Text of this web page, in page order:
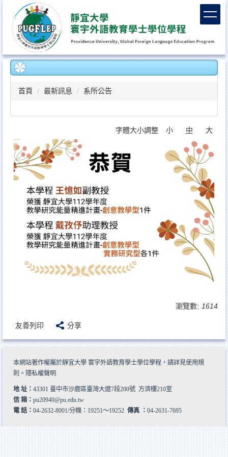
容
區
首頁 最新訊息 系所公告
字體大小調整 小 中 大
瀏覽數: 1614
友善列印 分享
本網站著作權屬於靜宜大學 寰宇外語教育學士學位學程，請詳見使用規
則 。 隱私權聲明
地 址： 43301 臺中市沙鹿區臺灣大道7段200號 方濟樓210室
信 箱： pu20940@pu.edu.tw
電 話： 04-2632-8001/分機：19251～19252 傳真 ： 04-2631-7695